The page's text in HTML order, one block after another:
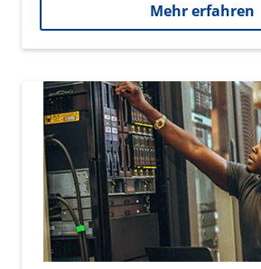
Mehr erfahren